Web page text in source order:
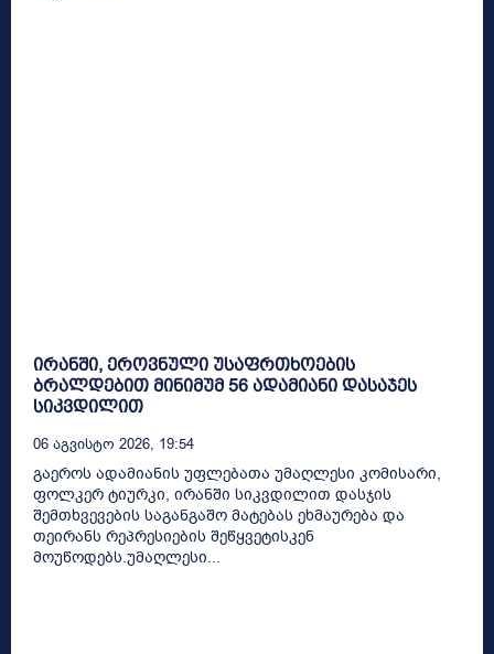
ირანში, ეროვნული უსაფრთხოების
ბრალდებით მინიმუმ 56 ადამიანი დასაჯეს
სიკვდილით
06 Აგვისტო 2026, 19:54
გაეროს ადამიანის უფლებათა უმაღლესი კომისარი,
ფოლკერ ტიურკი, ირანში სიკვდილით დასჯის
შემთხვევების საგანგაშო მატებას ეხმაურება და
თეირანს რეპრესიების შეწყვეტისკენ
მოუწოდებს.უმაღლესი...